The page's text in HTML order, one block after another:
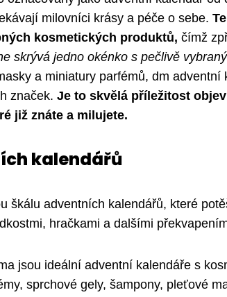
milovníci krásy a péče o sebe.
kosmetických produktů, čímž
skrývá jedno okénko s pečlivě
a miniatury parfémů, dm
značek. Je to skvělá příležitost
již znáte a milujete.
kalendářů
škálu adventních kalendářů, které
hračkami a dalšími
jsou ideální adventní kalendáře s
sprchové gely, šampony, pleťové